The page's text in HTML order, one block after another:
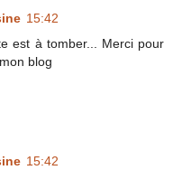
15:42
est à tomber... Merci pour
blog
15:42